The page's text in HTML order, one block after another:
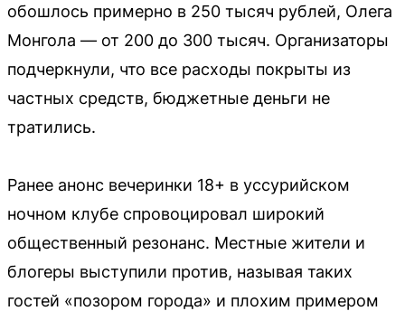
обошлось примерно в 250 тысяч рублей, Олега
Монгола — от 200 до 300 тысяч. Организаторы
подчеркнули, что все расходы покрыты из
частных средств, бюджетные деньги не
тратились.
Ранее анонс вечеринки 18+ в уссурийском
ночном клубе спровоцировал широкий
общественный резонанс. Местные жители и
блогеры выступили против, называя таких
гостей «позором города» и плохим примером